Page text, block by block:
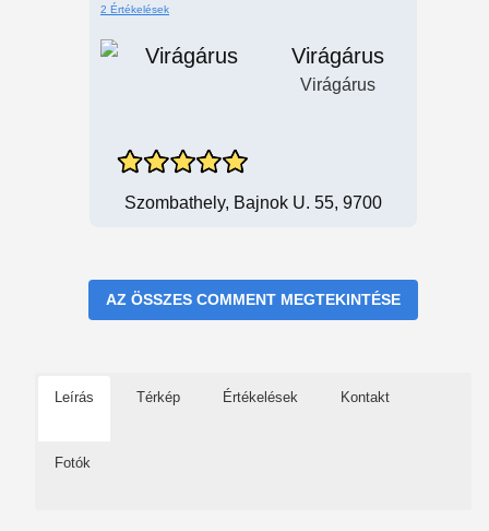
2 Értékelések
Virágárus
Virágárus
Szombathely, Bajnok U. 55, 9700
AZ ÖSSZES COMMENT MEGTEKINTÉSE
Leírás Térkép Értékelések Kontakt
Fotók